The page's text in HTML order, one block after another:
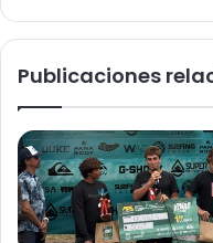
Publicaciones